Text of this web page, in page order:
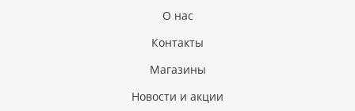
О нас
Контакты
Магазины
Новости и акции